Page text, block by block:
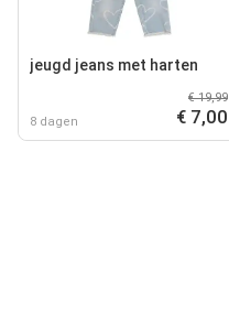
jeugd jeans met harten
8 dagen
€ 19,99
€ 7,00